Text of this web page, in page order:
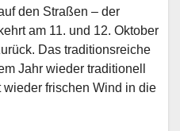
den Straßen – der
kehrt am 11. und 12. Oktober
Das traditionsreiche
Jahr wieder traditionell
wieder frischen Wind in die